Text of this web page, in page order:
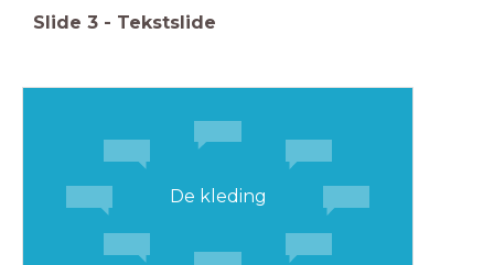
Slide 3 - Tekstslide
De kleding